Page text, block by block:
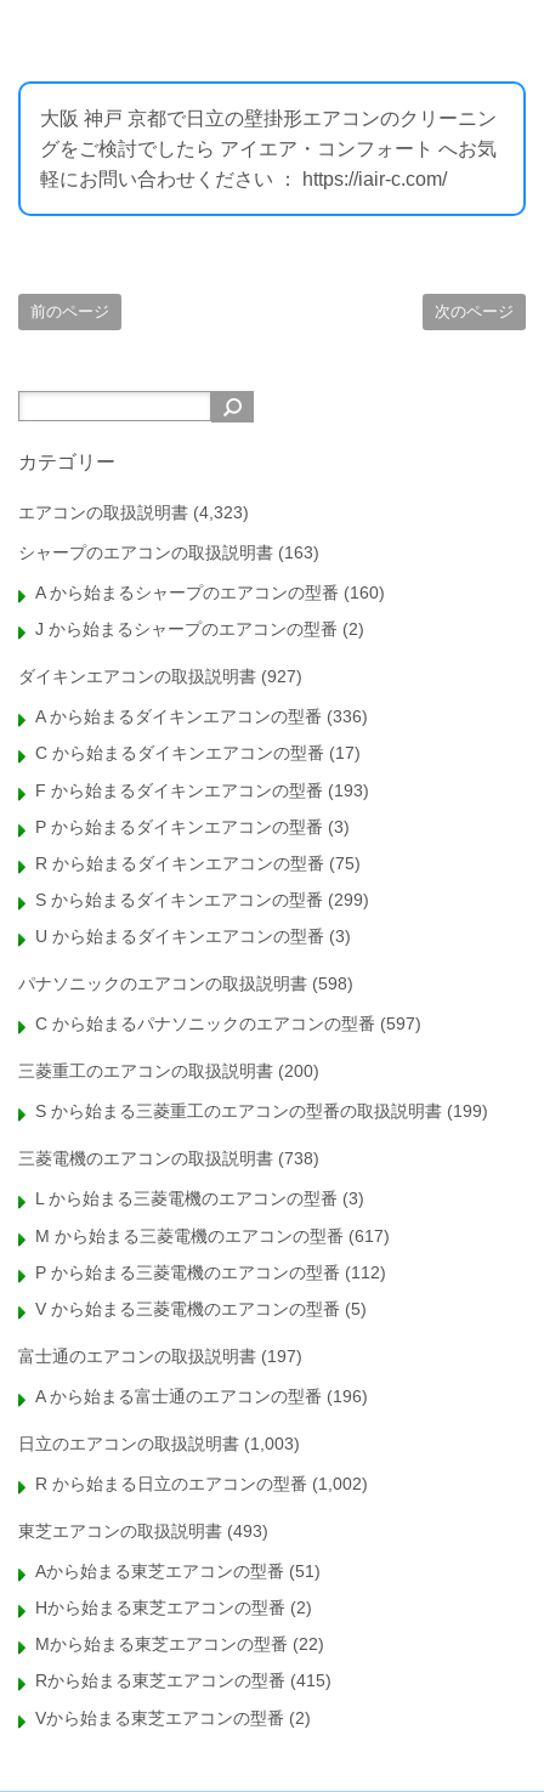
大阪 神戸 京都で日立の壁掛形エアコンのクリーニン
グをご検討でしたら アイエア・コンフォート へお気
軽にお問い合わせください ： https://iair-c.com/
前のページ 次のページ
カテゴリー
エアコンの取扱説明書 (4,323)
シャープのエアコンの取扱説明書 (163)
A から始まるシャープのエアコンの型番 (160)
J から始まるシャープのエアコンの型番 (2)
ダイキンエアコンの取扱説明書 (927)
A から始まるダイキンエアコンの型番 (336)
C から始まるダイキンエアコンの型番 (17)
F から始まるダイキンエアコンの型番 (193)
P から始まるダイキンエアコンの型番 (3)
R から始まるダイキンエアコンの型番 (75)
S から始まるダイキンエアコンの型番 (299)
U から始まるダイキンエアコンの型番 (3)
パナソニックのエアコンの取扱説明書 (598)
C から始まるパナソニックのエアコンの型番 (597)
三菱重工のエアコンの取扱説明書 (200)
S から始まる三菱重工のエアコンの型番の取扱説明書 (199)
三菱電機のエアコンの取扱説明書 (738)
L から始まる三菱電機のエアコンの型番 (3)
M から始まる三菱電機のエアコンの型番 (617)
P から始まる三菱電機のエアコンの型番 (112)
V から始まる三菱電機のエアコンの型番 (5)
富士通のエアコンの取扱説明書 (197)
A から始まる富士通のエアコンの型番 (196)
日立のエアコンの取扱説明書 (1,003)
R から始まる日立のエアコンの型番 (1,002)
東芝エアコンの取扱説明書 (493)
Aから始まる東芝エアコンの型番 (51)
Hから始まる東芝エアコンの型番 (2)
Mから始まる東芝エアコンの型番 (22)
Rから始まる東芝エアコンの型番 (415)
Vから始まる東芝エアコンの型番 (2)